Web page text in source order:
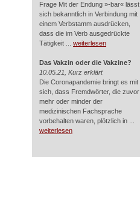
Frage Mit der Endung »-bar« lässt
sich bekanntlich in Verbindung mit
einem Verbstamm ausdrücken,
dass die im Verb ausgedrückte
Tätigkeit ... weiterlesen
Das Vakzin oder die Vakzine?
10.05.21, Kurz erklärt
Die Coronapandemie bringt es mit
sich, dass Fremdwörter, die zuvor
mehr oder minder der
medizinischen Fachsprache
vorbehalten waren, plötzlich in ...
weiterlesen